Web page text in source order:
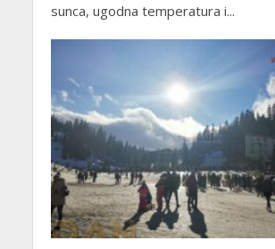
sunca, ugodna temperatura i...